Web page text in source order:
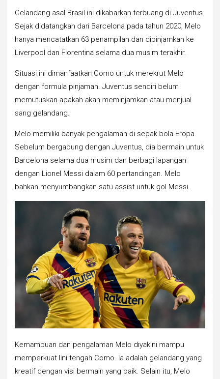
Gelandang asal Brasil ini dikabarkan terbuang di Juventus.
Sejak didatangkan dari Barcelona pada tahun 2020, Melo
hanya mencatatkan 63 penampilan dan dipinjamkan ke
Liverpool dan Fiorentina selama dua musim terakhir.
Situasi ini dimanfaatkan Como untuk merekrut Melo
dengan formula pinjaman. Juventus sendiri belum
memutuskan apakah akan meminjamkan atau menjual
sang gelandang.
Melo memiliki banyak pengalaman di sepak bola Eropa.
Sebelum bergabung dengan Juventus, dia bermain untuk
Barcelona selama dua musim dan berbagi lapangan
dengan Lionel Messi dalam 60 pertandingan. Melo
bahkan menyumbangkan satu assist untuk gol Messi.
Kemampuan dan pengalaman Melo diyakini mampu
memperkuat lini tengah Como. Ia adalah gelandang yang
kreatif dengan visi bermain yang baik. Selain itu, Melo